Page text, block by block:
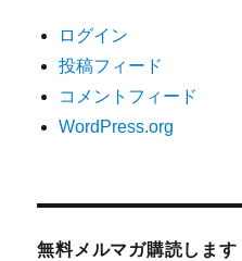
ログイン
投稿フィード
コメントフィード
WordPress.org
無料メルマガ購読します